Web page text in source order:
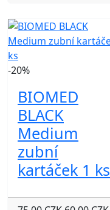
-20%
BIOMED
BLACK
Medium
zubní
kartáček 1 ks